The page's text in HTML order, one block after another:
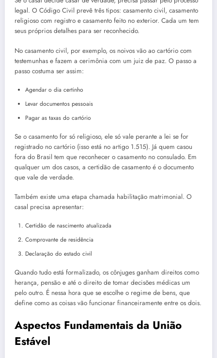
legal. O Código Civil prevê três tipos: casamento civil, casamento
religioso com registro e casamento feito no exterior. Cada um tem
seus próprios detalhes para ser reconhecido.
No casamento civil, por exemplo, os noivos vão ao cartório com
testemunhas e fazem a cerimônia com um juiz de paz. O passo a
passo costuma ser assim:
Agendar o dia certinho
Levar documentos pessoais
Pagar as taxas do cartório
Se o casamento for só religioso, ele só vale perante a lei se for
registrado no cartório (isso está no artigo 1.515). Já quem casou
fora do Brasil tem que reconhecer o casamento no consulado. Em
qualquer um dos casos, a certidão de casamento é o documento
que vale de verdade.
Também existe uma etapa chamada habilitação matrimonial. O
casal precisa apresentar:
Certidão de nascimento atualizada
Comprovante de residência
Declaração do estado civil
Quando tudo está formalizado, os cônjuges ganham direitos como
herança, pensão e até o direito de tomar decisões médicas um
pelo outro. É nessa hora que se escolhe o regime de bens, que
define como as coisas vão funcionar financeiramente entre os dois.
Aspectos Fundamentais da União
Estável